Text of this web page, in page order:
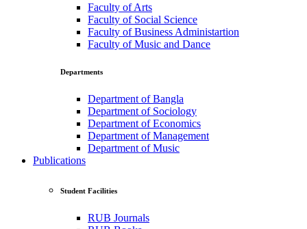
Faculty of Arts
Faculty of Social Science
Faculty of Business Administartion
Faculty of Music and Dance
Departments
Department of Bangla
Department of Sociology
Department of Economics
Department of Management
Department of Music
Publications
Student Facilities
RUB Journals